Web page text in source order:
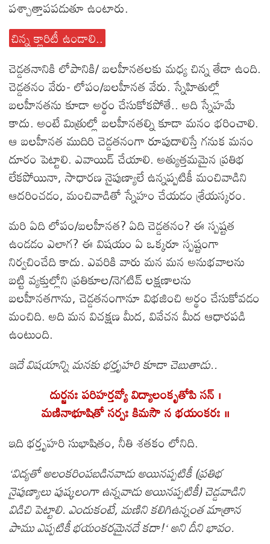
పశ్చాత్తాపపడుతూ ఉంటారు.
చిన్న క్లారిటీ ఉండాలి..
చెడ్డతనానికి లోపానికి/ బలహీనతలకు మధ్య చిన్న తేడా ఉంది.
చెడ్డతనం వేరు- లోపం/బలహీనత వేరు. స్నేహితుల్లో
బలహీనతను కూడా అర్థం చేసుకోకపోతే.. అది స్నేహమే
కాదు. అంటే మిత్రుల్లో బలహీనతల్ని కూడా మనం భరించాలి.
ఆ బలహీనత ముదిరి చెడ్డతనంగా రూపుదాలిస్తే గనుక మనం
దూరం పెట్టాలి. ఎవాయిడ్ చేయాలి. అత్యుత్తమమైన ప్రతిభ
లేకపోయినా, సాధారణ నైపుణ్యాలే ఉన్నప్పటికీ మంచివాడిని
ఆదరించడం, మంచివాడితో స్నేహం చేయడం శ్రేయస్కరం.
మరి ఏది లోపం/బలహీనత? ఏది చెడ్డతనం? ఈ స్పష్టత
ఉండడం ఎలాగ? ఈ విషయం ఏ ఒక్కరూ స్పష్టంగా
నిర్వచించేది కాదు. ఎవరికి వారు మన మన అనుభవాలను
బట్టి వ్యక్తుల్లోని ప్రతికూల/నెగటివ్ లక్షణాలను
బలహీనతగాను, చెడ్డతనంగానూ విభజించి అర్థం చేసుకోవడం
మంచిది. అది మన విచక్షణ మీద, వివేచన మీద ఆధారపడి
ఉంటుంది.
ఇదే విషయాన్ని మనకు భర్తృహరి కూడా చెబుతాడు..
దుర్జనః పరిహర్తవ్యో విద్యాలంకృతోపి సన్ ।
మణినాభూషితో సర్పః కిమసౌ న భయంకరః ।।
ఇది భర్తృహరి సుభాషితం, నీతి శతకం లోనిది.
‘విద్యతో అలంకరింపబడినవాడు అయినప్పటికీ (ప్రతిభ
నైపుణ్యాలు పుష్కలంగా ఉన్నవాడు అయినప్పటికీ) చెడ్డవాడిని
విడిచి పెట్టాలి. ఎందుకంటే, మణిని కలిగిఉన్నంత మాత్రాన
పాము ఎప్పటికీ భయంకరమైనదే కదా!‘ అని దీని భావం.